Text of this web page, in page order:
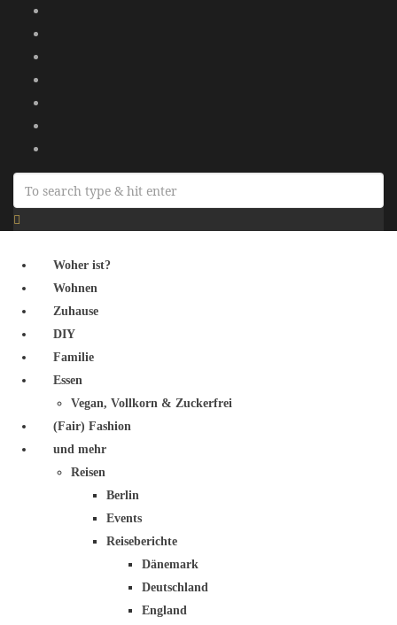
Woher ist?
Wohnen
Zuhause
DIY
Familie
Essen
Vegan, Vollkorn & Zuckerfrei
(Fair) Fashion
und mehr
Reisen
Berlin
Events
Reiseberichte
Dänemark
Deutschland
England